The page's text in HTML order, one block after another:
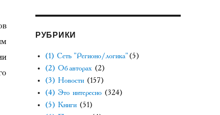
РУБРИКИ
(1) Сеть "Регионо/логика"(5)
(2) Об авторах(2)
(3) Новости(157)
(4) Это интересно(324)
(5) Книги(51)